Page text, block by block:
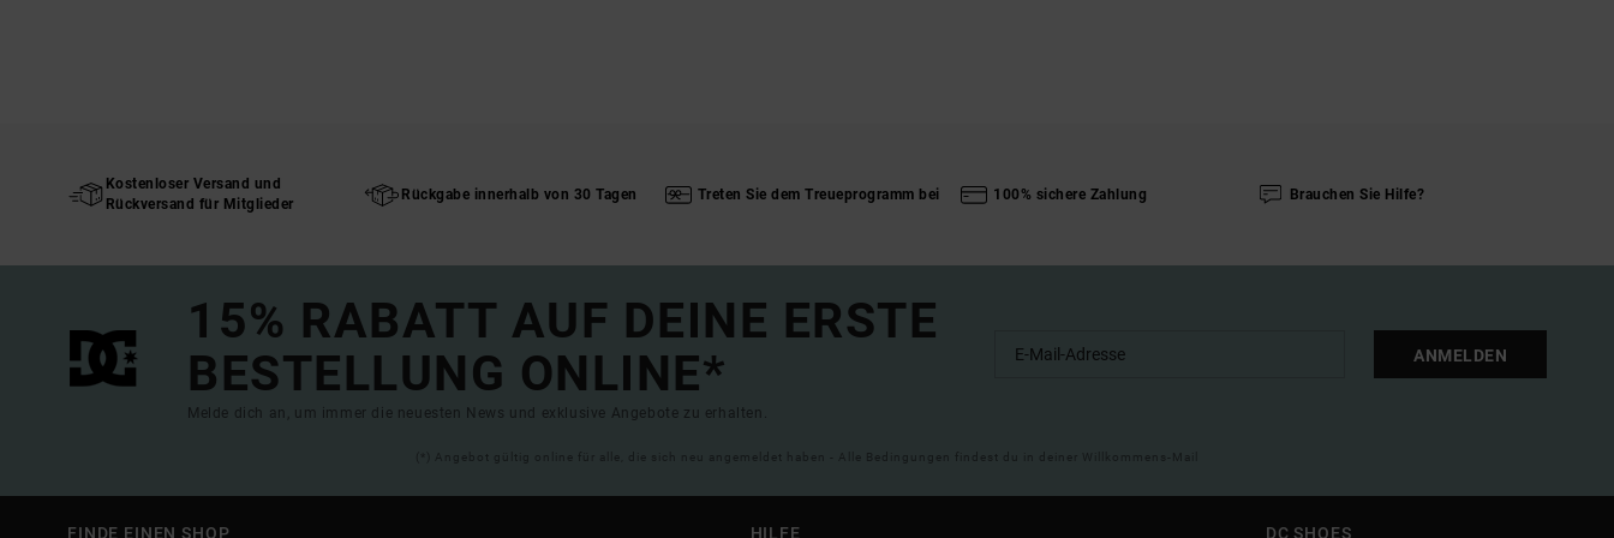
Kostenloser Versand und
Rückversand für Mitglieder
Rückgabe innerhalb von 30 Tagen Treten Sie dem Treueprogramm bei 100% sichere Zahlung Brauchen Sie Hilfe?
15% RABATT AUF DEINE ERSTE
BESTELLUNG ONLINE*
Melde dich an, um immer die neuesten News und exklusive Angebote zu erhalten.
ANMELDEN
(*) Angebot gültig online für alle, die sich neu angemeldet haben - Alle Bedingungen findest du in deiner Willkommens-Mail
FINDE EINEN SHOP HILFE DC SHOES